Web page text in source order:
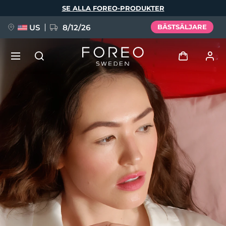
SE ALLA FOREO-PRODUKTER
US 8/12/26 BÄSTSÄLJARE
Logga in
Användarprofil
Mina enheter
Mina beställningar
Mina adresser
Mina prenumerationer
FAQ™ Pure Beauty-Tech Elixir
BREAKING NEWS
issa™ Teeth Whitening Set
Språk
English Deutsch
Español
Français
Português
Polski
Svenska
Русский
Türkçe
简体中文 繁體中文